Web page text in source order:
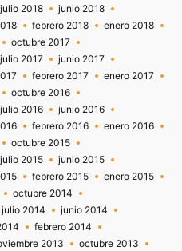
julio 2018
junio 2018
febrero 2018
enero 2018
octubre 2017
julio 2017
junio 2017
febrero 2017
enero 2017
octubre 2016
julio 2016
junio 2016
febrero 2016
enero 2016
octubre 2015
julio 2015
junio 2015
febrero 2015
enero 2015
octubre 2014
julio 2014
junio 2014
febrero 2014
2013
octubre 2013